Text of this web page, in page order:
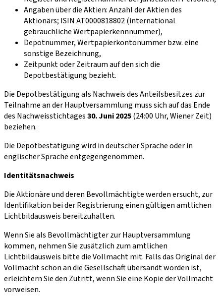
Angaben über die Aktien: Anzahl der Aktien des
Aktionärs; ISIN AT0000818802 (international
gebräuchliche Wertpapierkennnummer),
Depotnummer, Wertpapierkontonummer bzw. eine
sonstige Bezeichnung,
Zeitpunkt oder Zeitraum auf den sich die
Depotbestätigung bezieht.
Die Depotbestätigung als Nachweis des Anteilsbesitzes zur
Teilnahme an der Hauptver­sammlung muss sich auf das Ende
des Nachweisstichtages30. Juni 2025(24:00 Uhr, Wiener Zeit)
beziehen.
Die Depotbestätigung wird in deutscher Sprache oder in
englischer Sprache entgegen­genommen.
Identitätsnachweis
Die Aktionäre und deren Bevollmächtigte werden ersucht, zur
Identifikation bei der Registrierung einen gültigen amtlichen
Lichtbildausweis bereitzuhalten.
Wenn Sie als Bevollmächtigter zur Hauptversammlung
kommen, nehmen Sie zusätzlich zum amtlichen
Lichtbildausweis bitte die Vollmacht mit. Falls das Original der
Vollmacht schon an die Gesellschaft übersandt worden ist,
erleichtern Sie den Zutritt, wenn Sie eine Kopie der Vollmacht
vorweisen.